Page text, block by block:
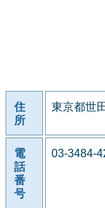
住
所
東京都世
電
話
番
号
03-3484-